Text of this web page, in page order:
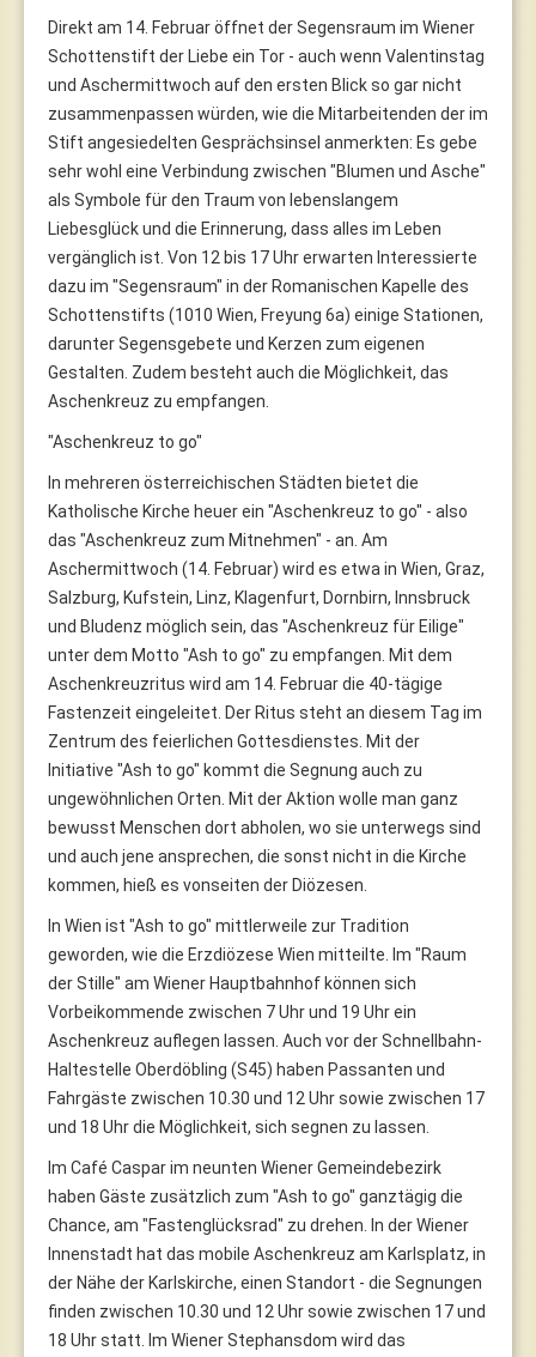
Direkt am 14. Februar öffnet der Segensraum im Wiener
Schottenstift der Liebe ein Tor - auch wenn Valentinstag
und Aschermittwoch auf den ersten Blick so gar nicht
zusammenpassen würden, wie die Mitarbeitenden der im
Stift angesiedelten Gesprächsinsel anmerkten: Es gebe
sehr wohl eine Verbindung zwischen "Blumen und Asche"
als Symbole für den Traum von lebenslangem
Liebesglück und die Erinnerung, dass alles im Leben
vergänglich ist. Von 12 bis 17 Uhr erwarten Interessierte
dazu im "Segensraum" in der Romanischen Kapelle des
Schottenstifts (1010 Wien, Freyung 6a) einige Stationen,
darunter Segensgebete und Kerzen zum eigenen
Gestalten. Zudem besteht auch die Möglichkeit, das
Aschenkreuz zu empfangen.
"Aschenkreuz to go"
In mehreren österreichischen Städten bietet die
Katholische Kirche heuer ein "Aschenkreuz to go" - also
das "Aschenkreuz zum Mitnehmen" - an. Am
Aschermittwoch (14. Februar) wird es etwa in Wien, Graz,
Salzburg, Kufstein, Linz, Klagenfurt, Dornbirn, Innsbruck
und Bludenz möglich sein, das "Aschenkreuz für Eilige"
unter dem Motto "Ash to go" zu empfangen. Mit dem
Aschenkreuzritus wird am 14. Februar die 40-tägige
Fastenzeit eingeleitet. Der Ritus steht an diesem Tag im
Zentrum des feierlichen Gottesdienstes. Mit der
Initiative "Ash to go" kommt die Segnung auch zu
ungewöhnlichen Orten. Mit der Aktion wolle man ganz
bewusst Menschen dort abholen, wo sie unterwegs sind
und auch jene ansprechen, die sonst nicht in die Kirche
kommen, hieß es vonseiten der Diözesen.
In Wien ist "Ash to go" mittlerweile zur Tradition
geworden, wie die Erzdiözese Wien mitteilte. Im "Raum
der Stille" am Wiener Hauptbahnhof können sich
Vorbeikommende zwischen 7 Uhr und 19 Uhr ein
Aschenkreuz auflegen lassen. Auch vor der Schnellbahn-
Haltestelle Oberdöbling (S45) haben Passanten und
Fahrgäste zwischen 10.30 und 12 Uhr sowie zwischen 17
und 18 Uhr die Möglichkeit, sich segnen zu lassen.
Im Café Caspar im neunten Wiener Gemeindebezirk
haben Gäste zusätzlich zum "Ash to go" ganztägig die
Chance, am "Fastenglücksrad" zu drehen. In der Wiener
Innenstadt hat das mobile Aschenkreuz am Karlsplatz, in
der Nähe der Karlskirche, einen Standort - die Segnungen
finden zwischen 10.30 und 12 Uhr sowie zwischen 17 und
18 Uhr statt. Im Wiener Stephansdom wird das